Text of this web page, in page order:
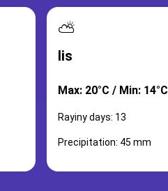
⛅
lis
Max: 20°C / Min: 14°C
Rayiny days: 13
Precipitation: 45 mm